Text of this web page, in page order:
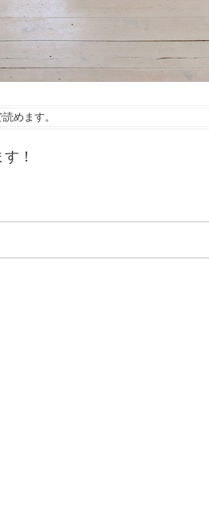
読めます。
！